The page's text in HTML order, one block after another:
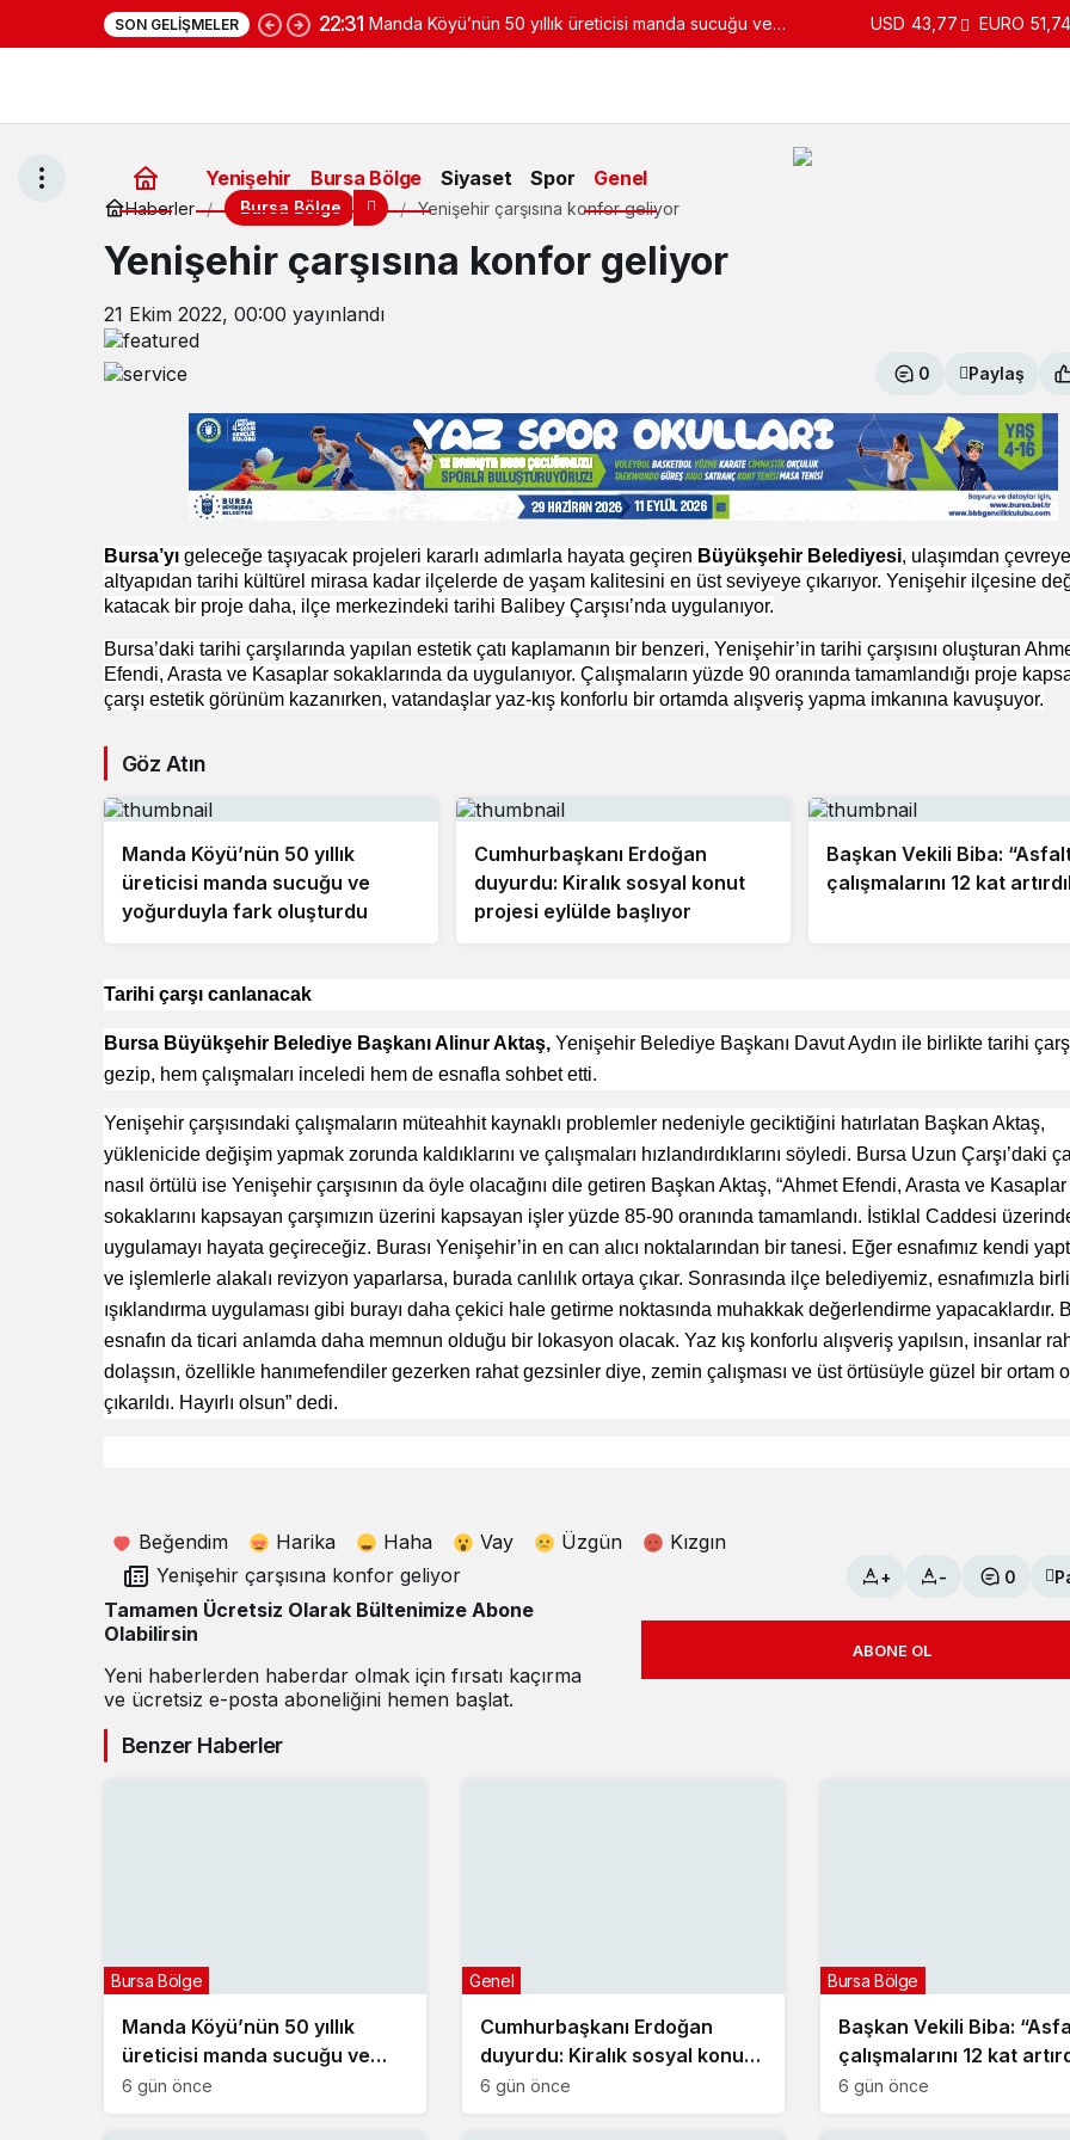
SON GELIŞMELER 22:31 Manda Köyü’nün 50 yıllık üreticisi manda sucuğu ve USD 43,77 EURO 51,74
Yenişehir Bursa Bölge Siyaset Spor Genel
Haberler Bursa Bölge Yenişehir çarşısına konfor geliyor
Yenişehir çarşısına konfor geliyor
21 Ekim 2022, 00:00 yayınlandı
0 Paylaş
Bursa’yı geleceğe taşıyacak projeleri kararlı adımlarla hayata geçiren Büyükşehir Belediyesi, ulaşımdan
altyapıdan tarihi kültürel mirasa kadar ilçelerde de yaşam kalitesini en üst seviyeye çıkarıyor. Yenişehir ilçesine
katacak bir proje daha, ilçe merkezindeki tarihi Balibey Çarşısı’nda uygulanıyor.
Bursa’daki tarihi çarşılarında yapılan estetik çatı kaplamanın bir benzeri, Yenişehir’in tarihi çarşısını oluşturan
Efendi, Arasta ve Kasaplar sokaklarında da uygulanıyor. Çalışmaların yüzde 90 oranında tamamlandığı proje
çarşı estetik görünüm kazanırken, vatandaşlar yaz-kış konforlu bir ortamda alışveriş yapma imkanına kavuşuyor.
Göz Atın
Manda Köyü’nün 50 yıllık
üreticisi manda sucuğu ve
yoğurduyla fark oluşturdu
Cumhurbaşkanı Erdoğan
duyurdu: Kiralık sosyal konut
projesi eylülde başlıyor
Başkan Vekili Biba:
çalışmalarını 12 kat
Tarihi çarşı canlanacak
Bursa Büyükşehir Belediye Başkanı Alinur Aktaş, Yenişehir Belediye Başkanı Davut Aydın ile birlikte tarihi
gezip, hem çalışmaları inceledi hem de esnafla sohbet etti.
Yenişehir çarşısındaki çalışmaların müteahhit kaynaklı problemler nedeniyle geciktiğini hatırlatan Başkan Aktaş,
yüklenicide değişim yapmak zorunda kaldıklarını ve çalışmaları hızlandırdıklarını söyledi. Bursa Uzun Çarşı’daki
nasıl örtülü ise Yenişehir çarşısının da öyle olacağını dile getiren Başkan Aktaş, “Ahmet Efendi, Arasta ve Kasaplar
sokaklarını kapsayan çarşımızın üzerini kapsayan işler yüzde 85-90 oranında tamamlandı. İstiklal Caddesi
uygulamayı hayata geçireceğiz. Burası Yenişehir’in en can alıcı noktalarından bir tanesi. Eğer esnafımız kendi
ve işlemlerle alakalı revizyon yaparlarsa, burada canlılık ortaya çıkar. Sonrasında ilçe belediyemiz, esnafımızla
ışıklandırma uygulaması gibi burayı daha çekici hale getirme noktasında muhakkak değerlendirme yapacaklardır.
esnafın da ticari anlamda daha memnun olduğu bir lokasyon olacak. Yaz kış konforlu alışveriş yapılsın, insanlar
dolaşsın, özellikle hanımefendiler gezerken rahat gezsinler diye, zemin çalışması ve üst örtüsüyle güzel bir ortam
çıkarıldı. Hayırlı olsun” dedi.
Beğendim Harika Haha Vay Üzgün
Kızgın
Yenişehir çarşısına konfor geliyor
+ - 0
Tamamen Ücretsiz Olarak Bültenimize Abone
Olabilirsin
Yeni haberlerden haberdar olmak için fırsatı kaçırma
ve ücretsiz e-posta aboneliğini hemen başlat.
ABONE OL
Benzer Haberler
Manda Köyü’nün 50 yıllık
üreticisi manda sucuğu ve
yoğurduyla fark oluşturdu
Bursa Bölge
6 gün önce
Cumhurbaşkanı Erdoğan
duyurdu: Kiralık sosyal konut
projesi eylülde başlıyor
Genel
6 gün önce
Başkan Vekili Biba:
çalışmalarını 12 kat
Bursa Bölge
6 gün önce